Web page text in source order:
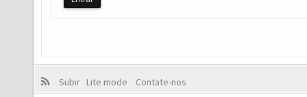
Subir Lite mode
Contate-nos